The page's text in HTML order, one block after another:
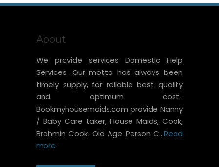
About
We provide services Domestic Help
Services. Our motto has always been
timely supply, for reliable best quality
and optimum cost.
Bookmyhousemaids.com provide Nanny
/ Baby Care taker, House Maids, Cook,
Brahmin Cook, Old Age Person C...Read
more